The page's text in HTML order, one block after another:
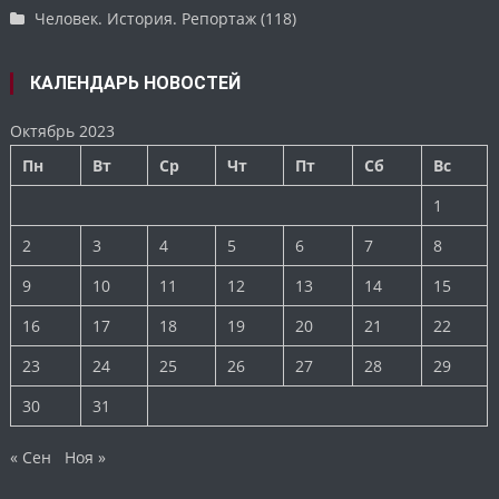
Человек. История. Репортаж (118)
КАЛЕНДАРЬ НОВОСТЕЙ
Октябрь 2023
Пн
Вт Ср Чт Пт Сб
Вс
1
2
3 4 5 6 7
8
9
10 11 12 13 14
15
16
17 18 19 20 21
22
23
24 25 26 27 28
29
30
31
« Сен Ноя »